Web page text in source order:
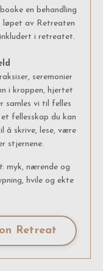
en behandling
løpet av Retreaten
i retreatet.
seremonier
i kroppen, hjertet
samles vi til felles
fellesskap du kan
å skrive, lese, være
stjernene.
: myk, nærende og
hvile og ekte
Retreat